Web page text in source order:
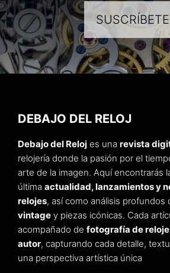
SUSCRÍBETE
DEBAJO DEL RELOJ
Debajo del Reloj es una revista
relojería donde la pasión por el
arte de la imagen. Aquí encontrarás
última actualidad, lanzamientos y
relojes, así como análisis profundos
vintage y piezas icónicas. Cada
acompañado de fotografía de
autor, capturando cada detalle,
una perspectiva artística única